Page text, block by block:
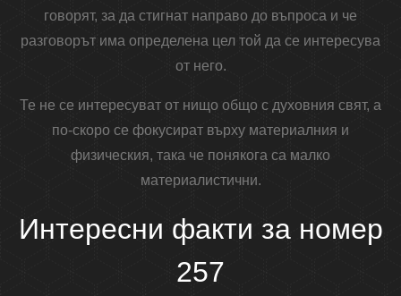
говорят, за да стигнат направо до въпроса и че
разговорът има определена цел той да се интересува
от него.
Те не се интересуват от нищо общо с духовния свят, а
по-скоро се фокусират върху материалния и
физическия, така че понякога са малко
материалистични.
Интересни факти за номер
257